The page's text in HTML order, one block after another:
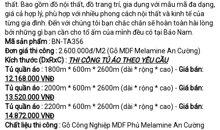
thất. Bao gồm đồ nội thất, đồ trang trí, gia dụng với mẫu mã đa dạng,
giá cả hợp lý, phù hợp với nhiều phong cách nội thất và kinh tế của
từng gia đình. Đến với chúng tôi bạn chắc chắn sẽ hoàn toàn hài lòng
bởi những gì bạn cần cho tổ ấm của mình đều có tại Bảo Nam.
Mã sản phẩm : BN-TA356
Đơn giá thi công :2.600.000đ/M2 (Gỗ MDF Melamine An Cường)
Kích thước (DxRxC) : THI CÔNG TỦ ÁO THEO YÊU CẦU
Tủ quần áo : 1800m * 600m * 2600m (dài * rộng * cao) - Giá bán:
12.168.000 VNĐ
Tủ quần áo :2000m * 600m * 2600m (dài * rộng * cao) - Giá bán:
13.520.000 VNĐ
Tủ quần áo :2200m * 600m * 2600m (dài * rộng * cao) - Giá bán:
14.872.000 VNĐ
Chất liệu thi công :Gỗ Công Nghiệp MDF Phủ Melamine An Cường